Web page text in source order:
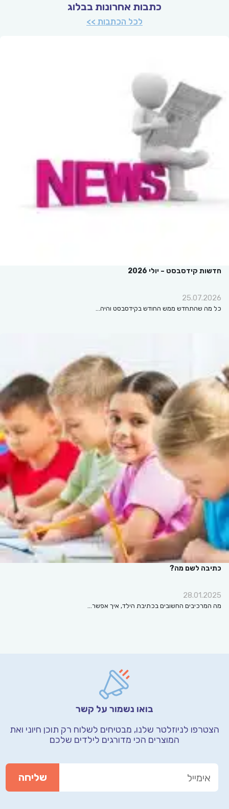
כתבות אחרונות בבלוג
לכל הכתבות >>
חדשות קידסבסט – יולי 2026
25.07.2026
כל מה שהתחדש ממש החודש בקידסבסט והיה…
כתיבה לשם מה?
28.01.2025
מה המרכיבים החשובים בכתיבת הילד, איך אפשר…
בואו נשמור על קשר
הצטרפו לניוזלטר שלנו, מבטיחים לשלוח רק תוכן חיוני ואת
המוצרים הכי מדורגים לילדים שלכם